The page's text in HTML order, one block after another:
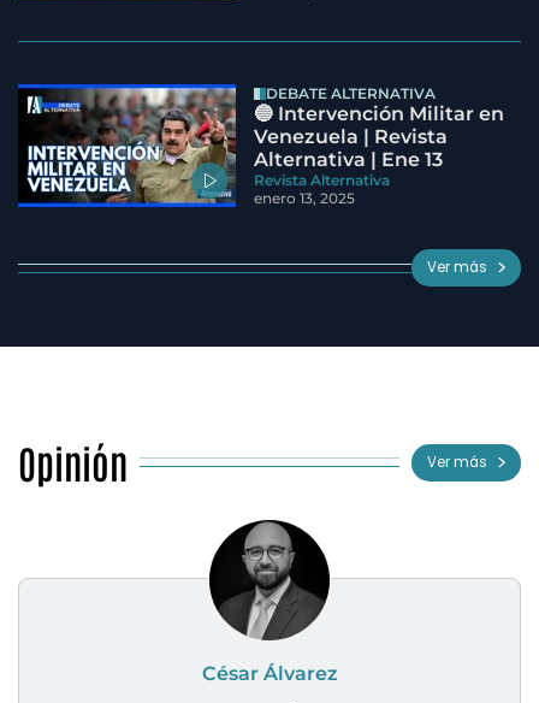
DEBATE ALTERNATIVA
🔵 Intervención Militar en
Venezuela | Revista
Alternativa | Ene 13
Revista Alternativa
enero 13, 2025
Ver más
Opinión Ver más
César Álvarez